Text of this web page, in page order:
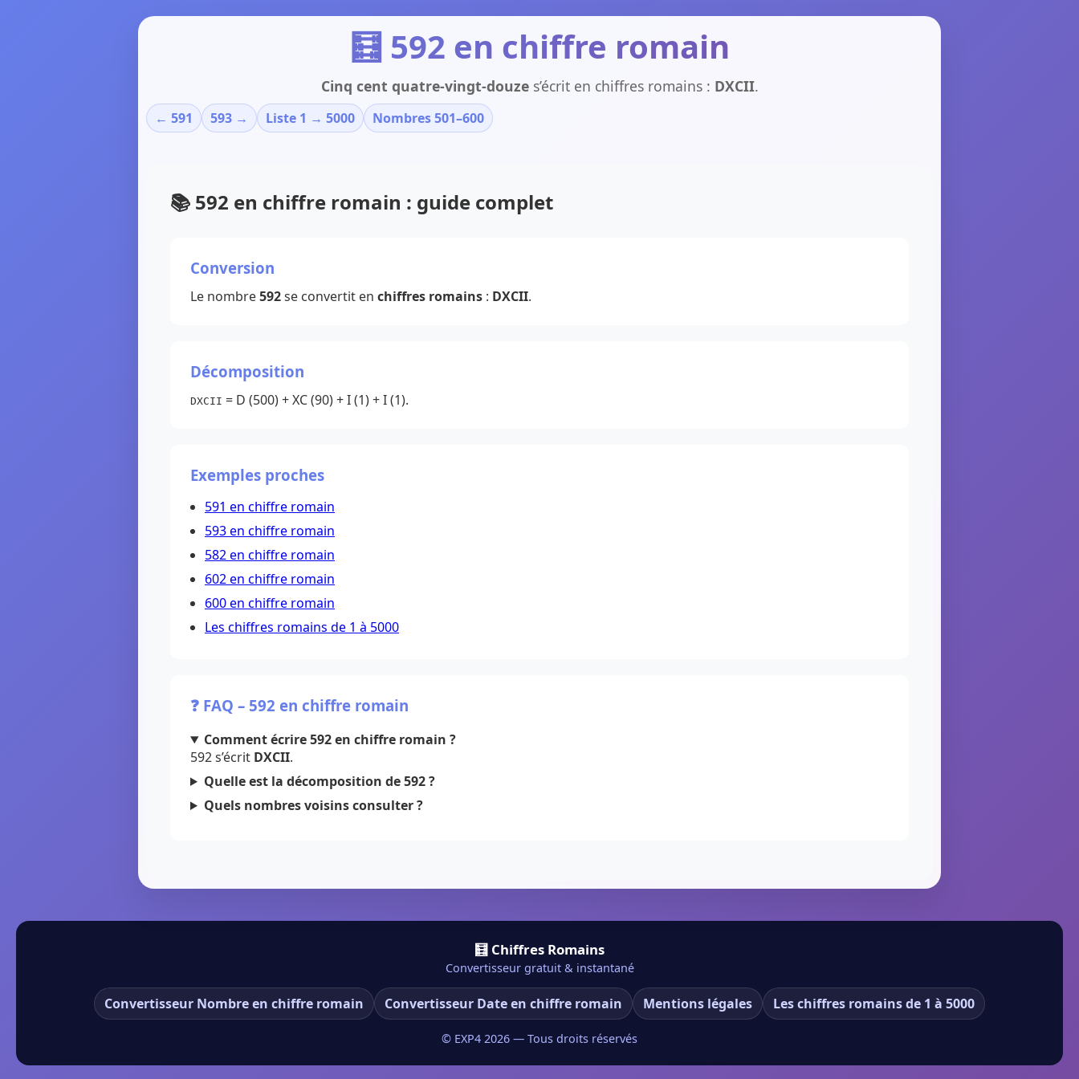
🧮 592 en chiffre romain
Cinq cent quatre-vingt-douzes’écrit en chiffres romains : DXCII.
← 591 593 → Liste 1 → 5000 Nombres 501–600
📚 592 en chiffre romain : guide complet
Conversion
Le nombre592se convertit en chiffres romains : DXCII.
Décomposition
DXCII = D (500) + XC (90) + I (1) + I (1).
Exemples proches
591 en chiffre romain
593 en chiffre romain
582 en chiffre romain
602 en chiffre romain
600 en chiffre romain
Les chiffres romains de 1 à 5000
❓ FAQ – 592 en chiffre romain
Comment écrire 592 en chiffre romain ?
592 s’écrit DXCII.
Quelle est la décomposition de 592 ?
Quels nombres voisins consulter ?
🧮 Chiffres Romains
Convertisseur gratuit & instantané
Convertisseur Nombre en chiffre romain Convertisseur Date en chiffre romain Mentions légales Les chiffres romains de 1 à 5000
© EXP4 2026 — Tous droits réservés